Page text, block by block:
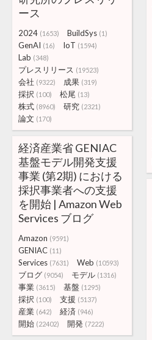
ース
2024 (1653) BuildSys (1)
GenAI (16) IoT (1594)
Lab (348)
プレスリリース (19523)
会社 (9322) 成果 (319)
採択 (100) 松尾 (13)
株式 (8960) 研究 (2321)
論文 (170)
経済産業省 GENIAC
基盤モデル開発支援
事業 (第2期) における
採択事業者への支援
を開始 | Amazon Web
Services ブログ
Amazon (9591)
GENIAC (11)
Services (7631) Web (10593)
ブログ (9054) モデル (1316)
事業 (3615) 基盤 (1295)
採択 (100) 支援 (5137)
産業 (642) 経済 (946)
開始 (22402) 開発 (7222)